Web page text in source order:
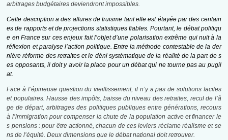
arbitrages budgétaires deviendront impossibles.
Cette description a des allures de truisme tant elle est étayée par des centain
es de rapports et de projections statistiques fiables. Pourtant, le débat politiqu
e en France sur ces enjeux fait l’objet d’une polarisation extrême qui nuit à la
réflexion et paralyse l’action politique. Entre la méthode contestable de la der
nière réforme des retraites et le déni systématique de la réalité de la part de s
es opposants, il doit y avoir la place pour un débat qui ne tourne pas au pugil
at.
Face à l’épineuse question du vieillissement, il n’y a pas de solutions faciles
et populaires. Hausse des impôts, baisse du niveau des retraites, recul de l’â
ge de départ, arbitrages des politiques publiques entre générations, recours
à l’immigration pour compenser la chute de la population active et financer le
s pensions : pour être actionné, chacun de ces leviers réclame réalisme et se
ns de l’équité. Deux dimensions que le débat national doit retrouver.